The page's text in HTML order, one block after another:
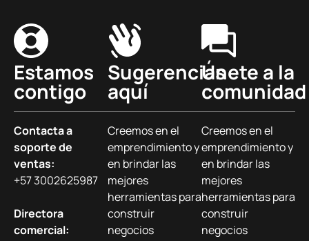
Estamos
contigo
Contacta a
soporte de
ventas:
+57 3002625987
Directora
comercial:
Sugerencias
aquí
Creemos en el
emprendimiento y
en brindar las
mejores
herramientas para
construir
negocios
Únete a la
comunidad
Creemos en el
emprendimiento y
en brindar las
mejores
herramientas para
construir
negocios